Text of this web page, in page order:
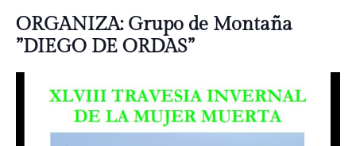
ORGANIZA: Grupo de Montaña
”DIEGO DE ORDAS”